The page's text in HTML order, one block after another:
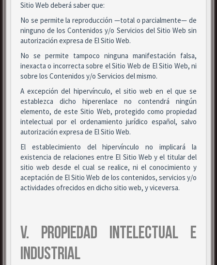
Sitio Web deberá saber que:
No se permite la reproducción —total o parcialmente— de
ninguno de los Contenidos y/o Servicios del Sitio Web sin
autorización expresa de El Sitio Web.
No se permite tampoco ninguna manifestación falsa,
inexacta o incorrecta sobre el Sitio Web de El Sitio Web, ni
sobre los Contenidos y/o Servicios del mismo.
A excepción del hipervínculo, el sitio web en el que se
establezca dicho hiperenlace no contendrá ningún
elemento, de este Sitio Web, protegido como propiedad
intelectual por el ordenamiento jurídico español, salvo
autorización expresa de El Sitio Web.
El establecimiento del hipervínculo no implicará la
existencia de relaciones entre El Sitio Web y el titular del
sitio web desde el cual se realice, ni el conocimiento y
aceptación de El Sitio Web de los contenidos, servicios y/o
actividades ofrecidos en dicho sitio web, y viceversa.
V. PROPIEDAD INTELECTUAL E
INDUSTRIAL